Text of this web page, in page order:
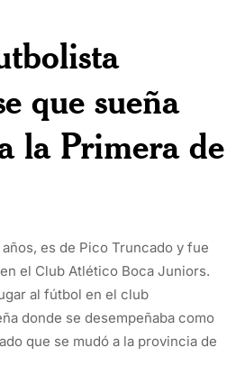
que sueña
la Primera de
es de Pico Truncado y fue
el Club Atlético Boca Juniors.
al fútbol en el club
donde se desempeñaba como
que se mudó a la provincia de